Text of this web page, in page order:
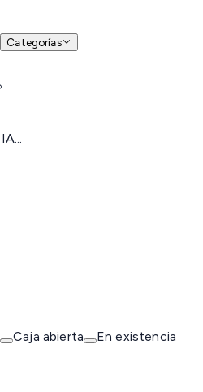
Categorías
Caja abierta En existencia